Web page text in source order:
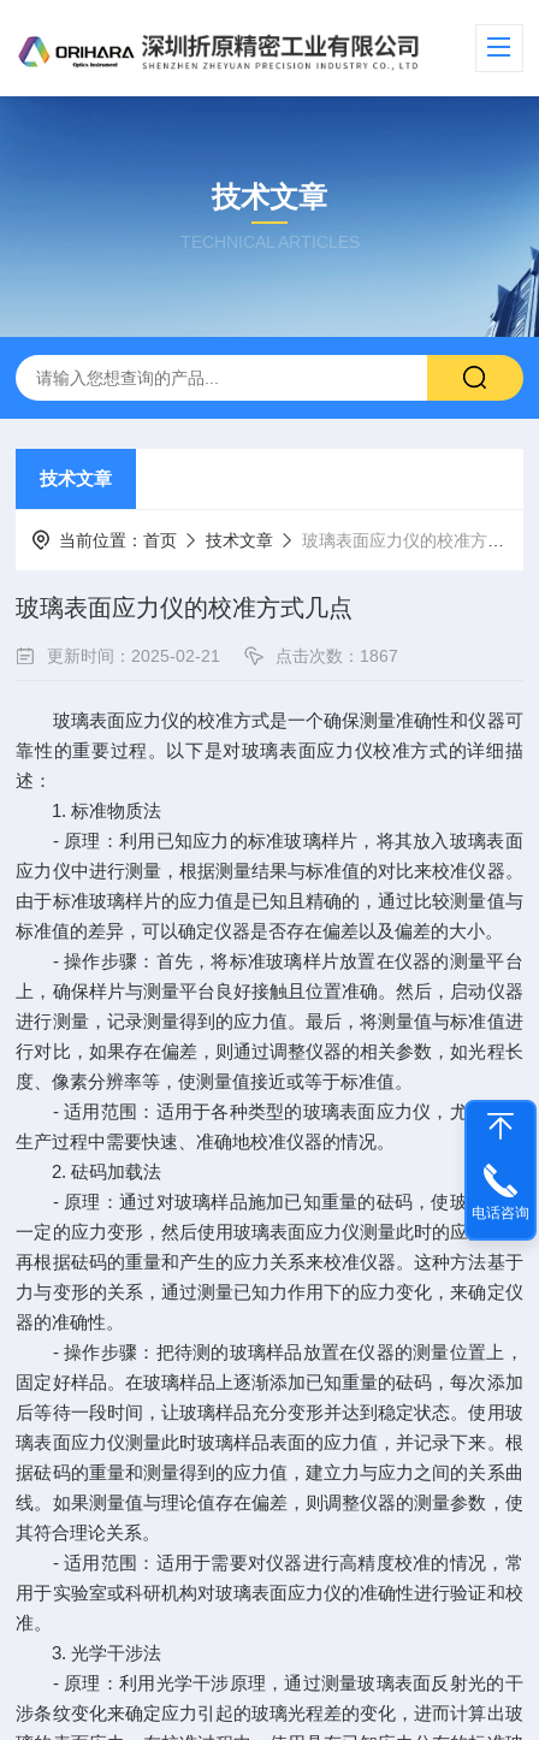
技术文章
TECHNICAL ARTICLES
技术文章
当前位置：首页 技术文章 玻璃表面应力仪的校准方式几点
玻璃表面应力仪的校准方式几点
更新时间：2025-02-21 点击次数：1867
玻璃表面应力仪的校准方式是一个确保测量准确性和仪器可
靠性的重要过程。以下是对玻璃表面应力仪校准方式的详细描
述：
1. 标准物质法
- 原理：利用已知应力的标准玻璃样片，将其放入玻璃表面
应力仪中进行测量，根据测量结果与标准值的对比来校准仪器。
由于标准玻璃样片的应力值是已知且精确的，通过比较测量值与
标准值的差异，可以确定仪器是否存在偏差以及偏差的大小。
- 操作步骤：首先，将标准玻璃样片放置在仪器的测量平台
上，确保样片与测量平台良好接触且位置准确。然后，启动仪器
进行测量，记录测量得到的应力值。最后，将测量值与标准值进
行对比，如果存在偏差，则通过调整仪器的相关参数，如光程长
度、像素分辨率等，使测量值接近或等于标准值。
- 适用范围：适用于各种类型的玻璃表面应力仪，尤其是在
生产过程中需要快速、准确地校准仪器的情况。
2. 砝码加载法
- 原理：通过对玻璃样品施加已知重量的砝码，使玻璃产生
一定的应力变形，然后使用玻璃表面应力仪测量此时的应力值，
再根据砝码的重量和产生的应力关系来校准仪器。这种方法基于
力与变形的关系，通过测量已知力作用下的应力变化，来确定仪
器的准确性。
- 操作步骤：把待测的玻璃样品放置在仪器的测量位置上，
固定好样品。在玻璃样品上逐渐添加已知重量的砝码，每次添加
后等待一段时间，让玻璃样品充分变形并达到稳定状态。使用玻
璃表面应力仪测量此时玻璃样品表面的应力值，并记录下来。根
据砝码的重量和测量得到的应力值，建立力与应力之间的关系曲
线。如果测量值与理论值存在偏差，则调整仪器的测量参数，使
其符合理论关系。
- 适用范围：适用于需要对仪器进行高精度校准的情况，常
用于实验室或科研机构对玻璃表面应力仪的准确性进行验证和校
准。
3. 光学干涉法
- 原理：利用光学干涉原理，通过测量玻璃表面反射光的干
涉条纹变化来确定应力引起的玻璃光程差的变化，进而计算出玻
电话咨询